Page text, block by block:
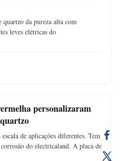
da pureza alta com
leves elétricas do
personalizaram
de aplicações diferentes. Tem
do electricaland. A placa de